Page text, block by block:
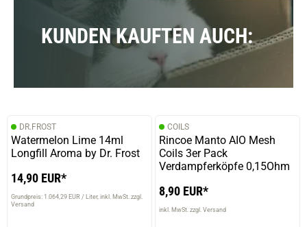
KUNDEN KAUFTEN AUCH:
DR.FROST
Watermelon Lime 14ml
Longfill Aroma by Dr. Frost
14,90 EUR*
Grundpreis: 1.064,29 EUR / Liter inkl. MwSt. zzgl.
Versand
COILS
Rincoe Manto AIO Mesh
Coils 3er Pack
Verdampferköpfe 0,15Ohm
8,90 EUR*
inkl. MwSt. zzgl. Versand